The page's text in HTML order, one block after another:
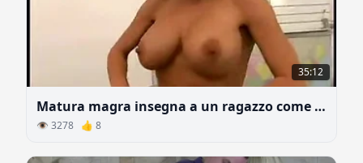
35:12
Matura magra insegna a un ragazzo come fare sesso
👁 3278 👍 8